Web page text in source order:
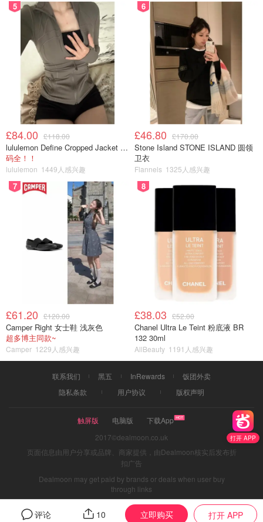
打开 APP
评论 10 立即购买 打开 APP
5
£84.00 £118.00
lululemon Define Cropped Jacket Nulu 短款夹克
码全！！
lululemon 1449人感兴趣
6
£46.80 £170.00
Stone Island STONE ISLAND 圆领
卫衣
Flannels 1325人感兴趣
7
£61.20 £120.00
Camper Right 女士鞋 浅灰色
超多博主同款~
Camper 1229人感兴趣
8
£38.03 £52.00
Chanel Ultra Le Teint 粉底液 BR
132 30ml
AllBeauty 1191人感兴趣
联系我们 黑五 InRewards
饭团外卖
隐私条款
用户协议 版权声明
触屏版 电脑版
下载App
2017©dealmoon.co.uk
页面信息由用户分享或品牌、商家提供，由Dealmoon核实后发布折
扣广告
Dealmoon may get paid by brands or deals when user buy
through links